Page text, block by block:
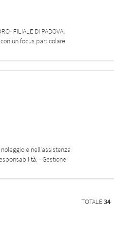
FILIALE DI PADOVA,
un focus particolare
e nell'assistenza
- Gestione
TOTALE34